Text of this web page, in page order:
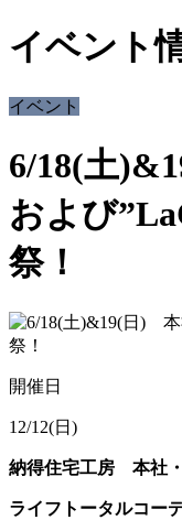
イベント
イベント
6/18(土
および
祭！
開催日
12/12(日)
納得住宅工房 本社
ライフトータルコー